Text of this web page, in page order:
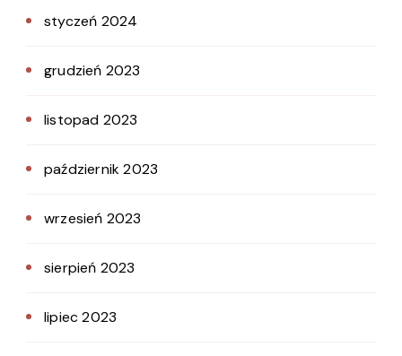
styczeń 2024
grudzień 2023
listopad 2023
październik 2023
wrzesień 2023
sierpień 2023
lipiec 2023